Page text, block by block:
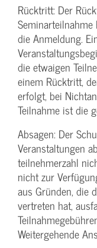
Rücktritt: Der
die Anmeldung.
die etwaigen
einem Rücktritt,
erfolgt, bei
Teilnahme ist die
Absagen: Der
Veranstaltungen
teilnehmerzahl
nicht zur
aus Gründen, die
vertreten hat,
Weitergehende